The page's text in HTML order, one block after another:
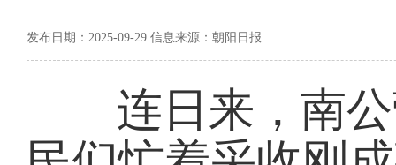
发布日期：2025-09-29 信息来源：朝阳日报
连日来，南